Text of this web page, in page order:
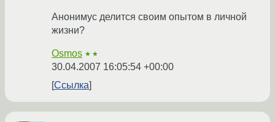
Анонимус делится своим опытом в личной
жизни?
Osmos ★★
30.04.2007 16:05:54 +00:00
Ссылка